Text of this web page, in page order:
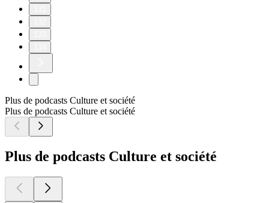
Plus de podcasts Culture et société
Plus de podcasts Culture et société
Plus de podcasts Culture et société